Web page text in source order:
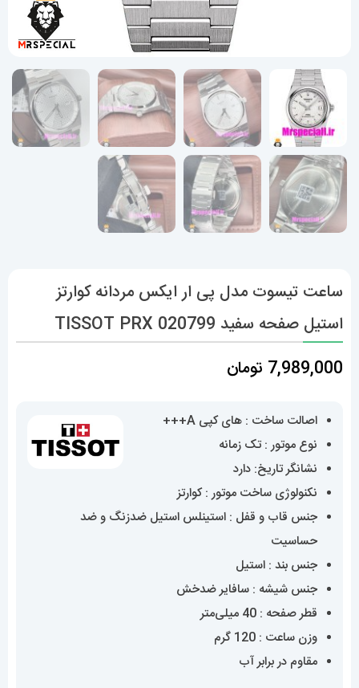
ساعت تیسوت مدل پی ار ایکس مردانه کوارتز
استیل صفحه سفید 020799 TISSOT PRX
7,989,000 تومان
اصالت ساخت : های کپی A+++
نوع موتور : تک زمانه
نشانگر تاریخ: دارد
نکنولوژی ساخت موتور : کوارتز
جنس قاب و قفل : استینلس استیل ضدزنگ و ضد
حساسیت
جنس بند : استیل
جنس شیشه : سافایر ضدخش
قطر صفحه : 40 میلی‌متر
وزن ساعت : 120 گرم
مقاوم در برابر آب